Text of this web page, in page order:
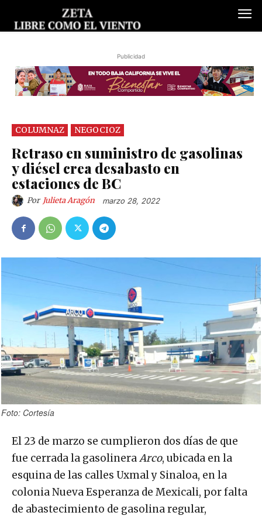
Publicidad
COLUMNAZ NEGOCIOZ
Retraso en suministro de gasolinas
y diésel crea desabasto en
estaciones de BC
Por Julieta Aragón marzo 28, 2022
Foto: Cortesía
El 23 de marzo se cumplieron dos días de que
fue cerrada la gasolineraArco, ubicada en la
esquina de las calles Uxmal y Sinaloa, en la
colonia Nueva Esperanza de Mexicali, por falta
de abastecimiento de gasolina regular,